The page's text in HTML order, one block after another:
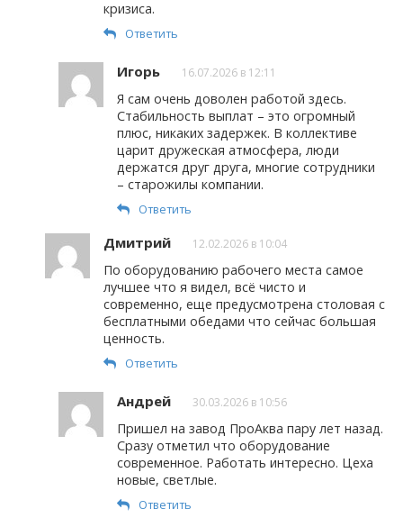
кризиса.
Ответить
Игорь 16.07.2026 в 12:11
Я сам очень доволен работой здесь.
Стабильность выплат – это огромный
плюс, никаких задержек. В коллективе
царит дружеская атмосфера, люди
держатся друг друга, многие сотрудники
– старожилы компании.
Ответить
Дмитрий 12.02.2026 в 10:04
По оборудованию рабочего места самое
лучшее что я видел, всё чисто и
современно, еще предусмотрена столовая с
бесплатными обедами что сейчас большая
ценность.
Ответить
Андрей 30.03.2026 в 10:56
Пришел на завод ПроАква пару лет назад.
Сразу отметил что оборудование
современное. Работать интересно. Цеха
новые, светлые.
Ответить